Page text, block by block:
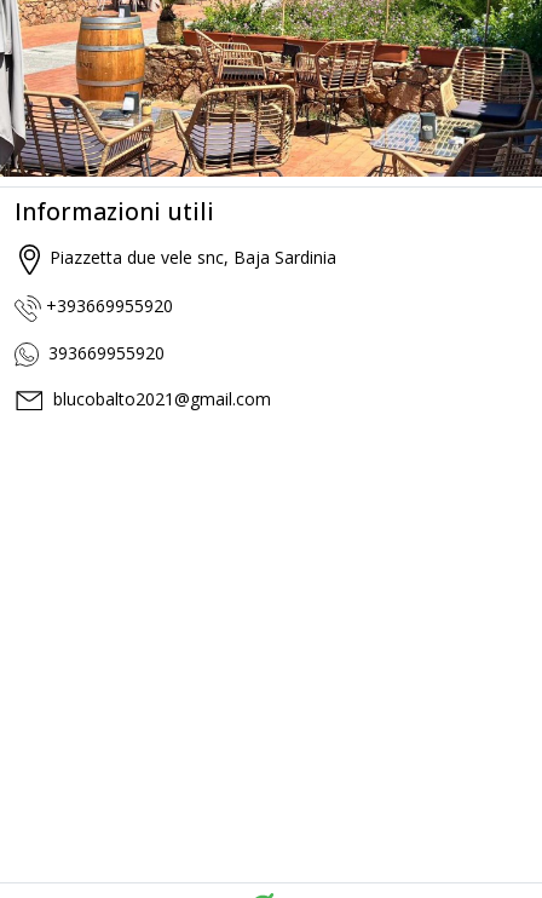
Informazioni utili
Piazzetta due vele snc, Baja Sardinia
+393669955920
393669955920
blucobalto2021@gmail.com